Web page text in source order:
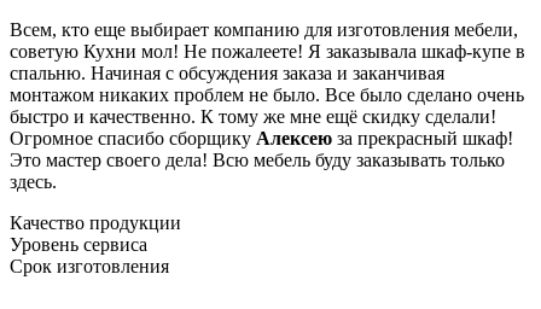
Всем, кто еще выбирает компанию для изготовления мебели,
советую Кухни мол! Не пожалеете! Я заказывала шкаф-купе в
спальню. Начиная с обсуждения заказа и заканчивая
монтажом никаких проблем не было. Все было сделано очень
быстро и качественно. К тому же мне ещё скидку сделали!
Огромное спасибо сборщику Алексею за прекрасный шкаф!
Это мастер своего дела! Всю мебель буду заказывать только
здесь.
Качество продукции
Уровень сервиса
Срок изготовления